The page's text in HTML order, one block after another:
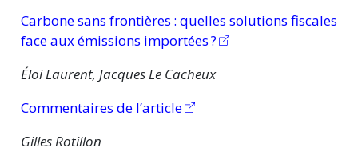
Carbone sans frontières : quelles solutions fiscales
face aux émissions importées ?
Éloi Laurent, Jacques Le Cacheux
Commentaires de l’article
Gilles Rotillon